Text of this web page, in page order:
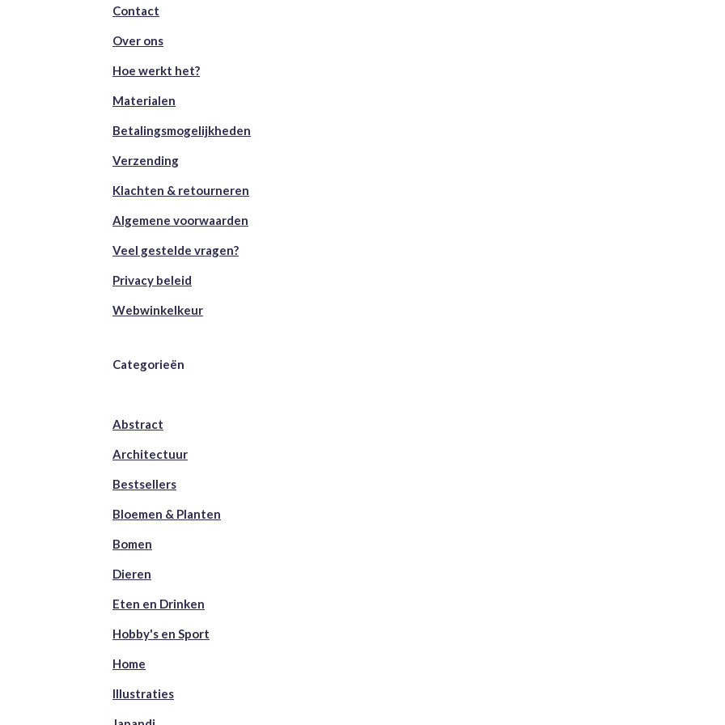
Contact
Over ons
Hoe werkt het?
Materialen
Betalingsmogelijkheden
Verzending
Klachten & retourneren
Algemene voorwaarden
Veel gestelde vragen?
Privacy beleid
Webwinkelkeur
Categorieën
Abstract
Architectuur
Bestsellers
Bloemen & Planten
Bomen
Dieren
Eten en Drinken
Hobby's en Sport
Home
Illustraties